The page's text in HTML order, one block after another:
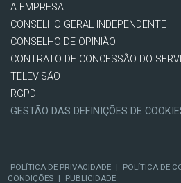
A EMPRESA
CONSELHO GERAL INDEPENDENTE
CONSELHO DE OPINIÃO
CONTRATO DE CONCESSÃO DO
TELEVISÃO
RGPD
GESTÃO DAS DEFINIÇÕES DE
POLÍTICA DE PRIVACIDADE | POLÍTICA DE
CONDIÇÕES | PUBLICIDADE